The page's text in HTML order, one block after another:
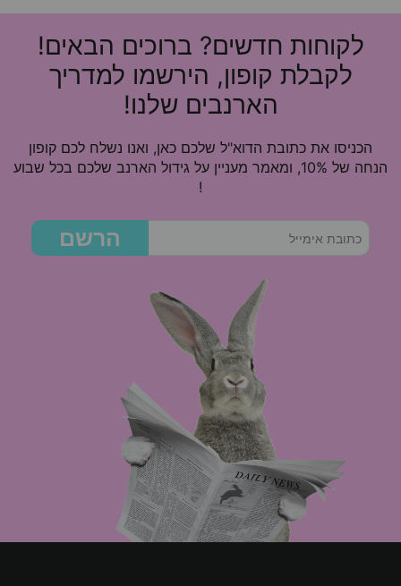
לקוחות חדשים? ברוכים הבאים!
לקבלת קופון, הירשמו למדריך
הארנבים שלנו!
הכניסו את כתובת הדוא"ל שלכם כאן, ואנו נשלח לכם קופון
הנחה של 10%, ומאמר מעניין על גידול הארנב שלכם בכל שבוע
!
הרשם